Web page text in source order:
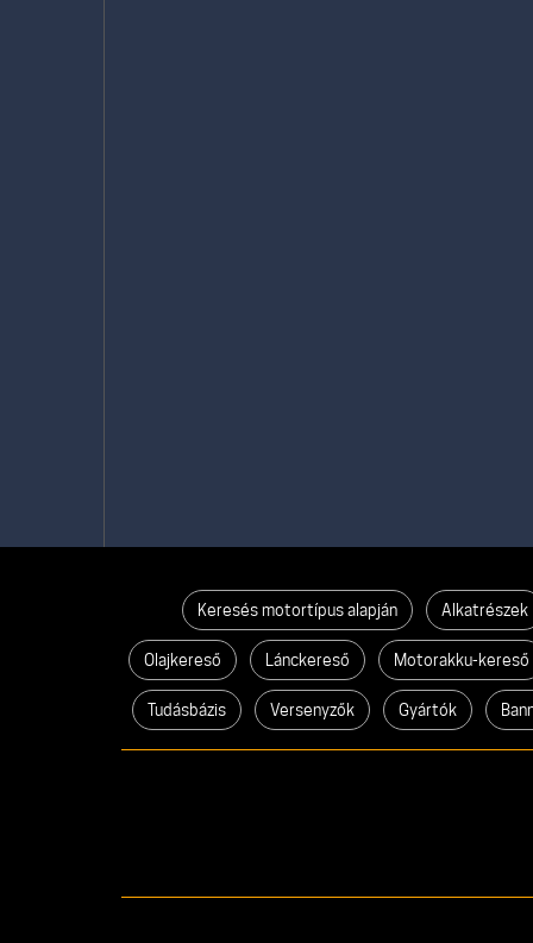
Keresés motortípus alapján Alkatrészek
Olajkereső Lánckereső Motorakku-kereső
Tudásbázis Versenyzők Gyártók